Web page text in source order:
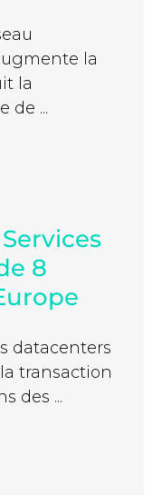
la
la
de ...
8
datacenters
transaction
des ...